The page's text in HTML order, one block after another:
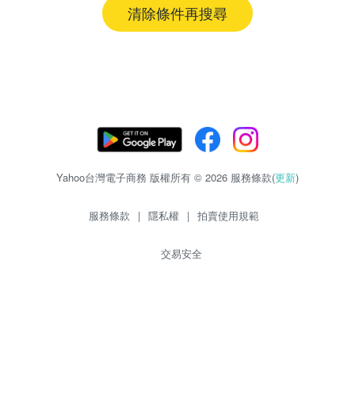
清除條件再搜尋
Yahoo台灣電子商務 版權所有 © 2026 服務條款(更新)
服務條款 | 隱私權 | 拍賣使用規範
交易安全